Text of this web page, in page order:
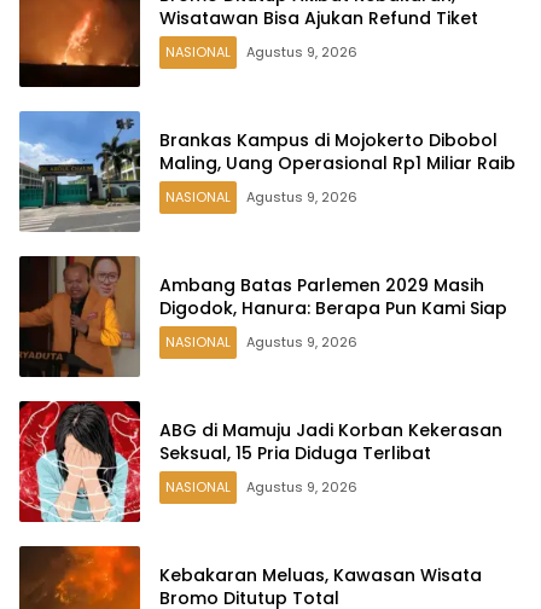
Wisatawan Bisa Ajukan Refund Tiket
NASIONAL Agustus 9, 2026
Brankas Kampus di Mojokerto Dibobol
Maling, Uang Operasional Rp1 Miliar Raib
NASIONAL Agustus 9, 2026
Ambang Batas Parlemen 2029 Masih
Digodok, Hanura: Berapa Pun Kami Siap
NASIONAL Agustus 9, 2026
ABG di Mamuju Jadi Korban Kekerasan
Seksual, 15 Pria Diduga Terlibat
NASIONAL Agustus 9, 2026
Kebakaran Meluas, Kawasan Wisata
Bromo Ditutup Total